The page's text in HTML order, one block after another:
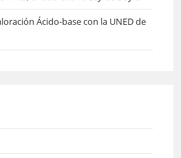
Ácido-base con la UNED de